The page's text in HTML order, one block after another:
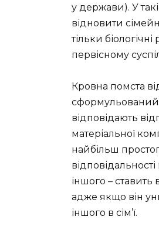
у держави). У
відновити
тільки
первісному
Кровна помста
сформульований
відповідають
матеріальної
найбільш
іншого –
адже якщо він
іншого в сім’ї.